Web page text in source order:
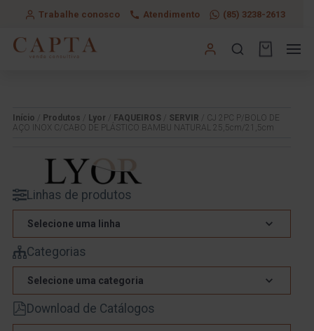
Trabalhe conosco Atendimento (85) 3238-2613
Início Produtos Lyor FAQUEIROS SERVIR / CJ 2PC P/BOLO DE
AÇO INOX C/CABO DE PLÁSTICO BAMBU NATURAL 25,5cm/21,5cm
Linhas de produtos
Selecione uma linha
Categorias
Selecione uma categoria
Download de Catálogos